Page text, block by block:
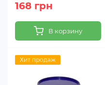
168 грн
В корзину
Хит продаж